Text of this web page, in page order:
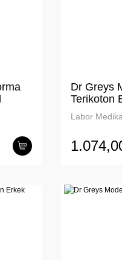
Dr Greys
Terikoton
Labor